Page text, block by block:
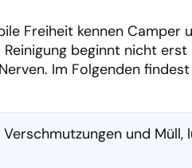
Freiheit kennen Camper
beginnt nicht
Im Folgenden
und